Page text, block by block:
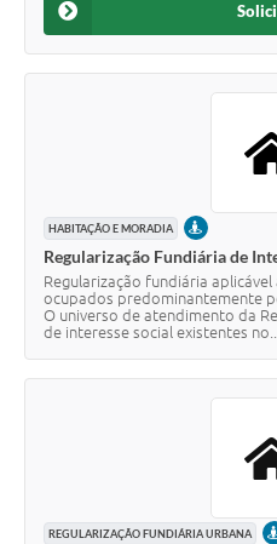
HABITAÇÃO E MORADIA PRESENCIAL
Regularização Fundiária de
Regularização fundiária
ocupados predominantemente
O universo de atendimento da
de interesse social existentes no...
REGULARIZAÇÃO FUNDIÁRIA URBANA